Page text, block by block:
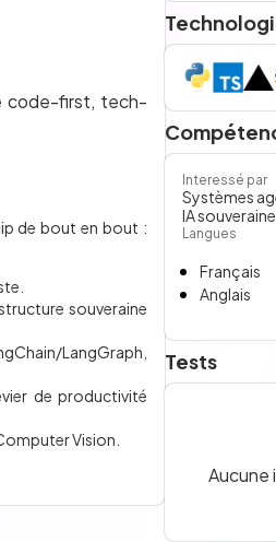
code-first, tech-
de bout en bout :
souveraine
LangGraph,
de productivité
Vision.
Interessé par
Systèmes
IA
Langues
Français
Anglais
Tests
Aucune